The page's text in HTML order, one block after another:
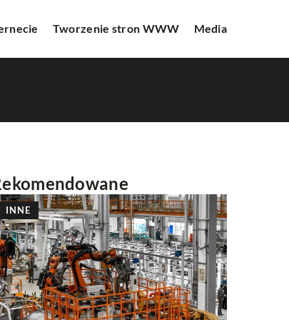
Tworzenie stron WWW Media
INNE